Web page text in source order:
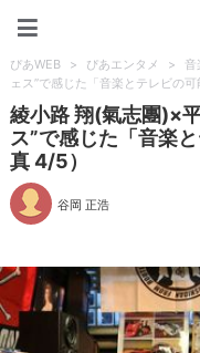
ぴあWEB > ぴあエンタメ > 音
ェス”で感じた「音楽とテレビの可
綾小路 翔(氣志團)×
ス”で感じた「音楽
真 4/5）
谷岡 正浩